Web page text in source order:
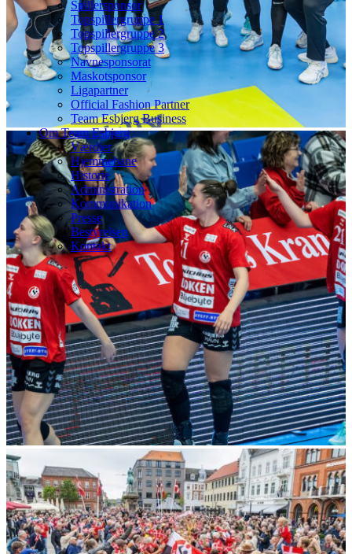
Spillersponsor
Topspillergruppe 1
Topspillergruppe 2
Topspillergruppe 3
Navnesponsorat
Maskotsponsor
Ligapartner
Official Fashion Partner
Team Esbjerg Business
Om Team Esbjerg
Værdier
Hjemmebane
Historie
Administration
Kommunikation
Presse
Bestyrelsen
Kontakt